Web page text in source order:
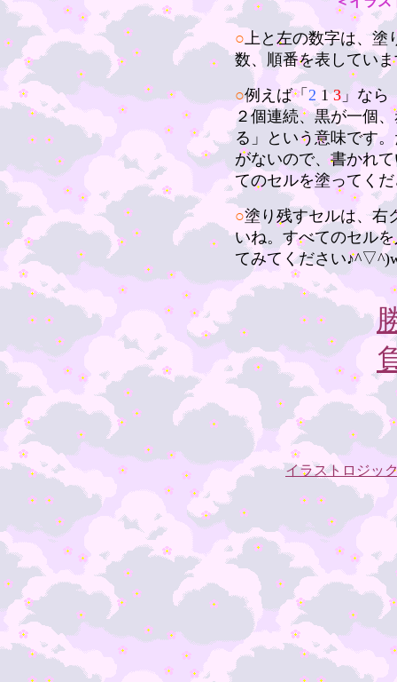
○上と左の数字は、塗
数、順番を表してい
○例えば「 2 13 」な
２個連続、黒が一個
る」という意味です
がないので、書かれ
てのセルを塗ってく
○塗り残すセルは、右
いね。すべてのセル
てみてください
イラストロジッ